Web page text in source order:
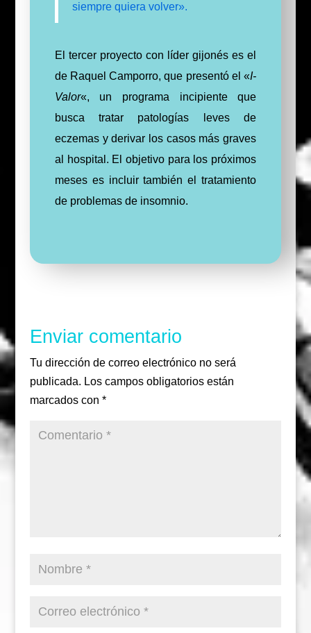
siempre quiera volver».
El tercer proyecto con líder gijonés es el
de Raquel Camporro, que presentó el «I-
Valor«, un programa incipiente que
busca tratar patologías leves de
eczemas y derivar los casos más graves
al hospital. El objetivo para los próximos
meses es incluir también el tratamiento
de problemas de insomnio.
Enviar comentario
Tu dirección de correo electrónico no será
publicada. Los campos obligatorios están
marcados con *